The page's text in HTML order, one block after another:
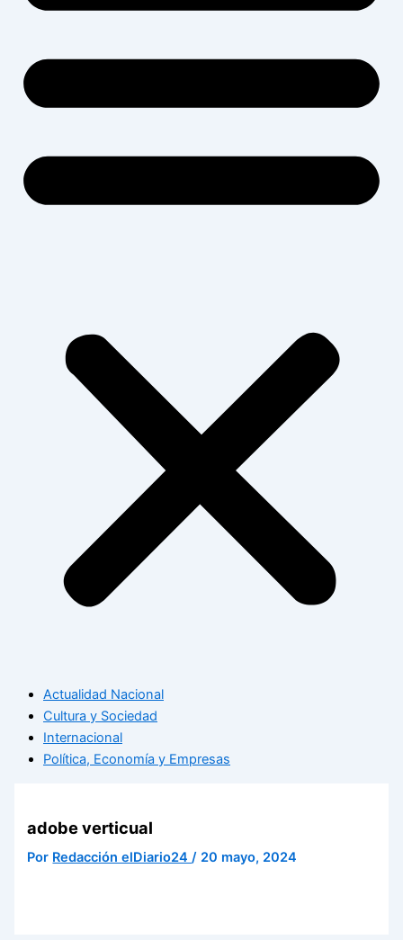
Actualidad Nacional
Cultura y Sociedad
Internacional
Política, Economía y Empresas
adobe verticual
Por Redacción elDiario24 / 20 mayo, 2024